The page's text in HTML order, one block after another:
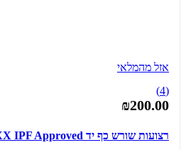
אזל מהמלאי
(4)
₪200.00
רצועות שורש כף יד ONI XX IPF Approved